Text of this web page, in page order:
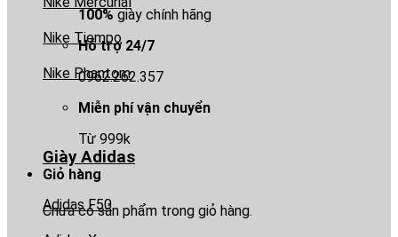
100%giày chính hãng
Hỗ trợ 24/7
0962.262.357
Miễn phí vận chuyển
Từ 999k
Giỏ hàng
Chưa có sản phẩm trong giỏ hàng.
Nike Tiempo
Nike Phantom
Giày Adidas
Adidas F50